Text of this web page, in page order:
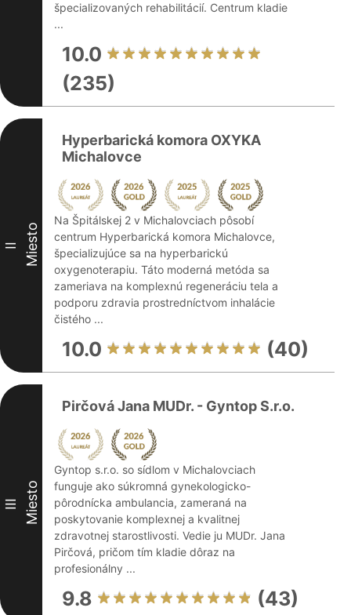
špecializovaných rehabilitácií. Centrum kladie
...
10.0
(235)
II Miesto
Hyperbarická komora OXYKA
Michalovce
Na Špitálskej 2 v Michalovciach pôsobí
centrum Hyperbarická komora Michalovce,
špecializujúce sa na hyperbarickú
oxygenoterapiu. Táto moderná metóda sa
zameriava na komplexnú regeneráciu tela a
podporu zdravia prostredníctvom inhalácie
čistého ...
10.0 (40)
III Miesto
Pirčová Jana MUDr. - Gyntop S.r.o.
Gyntop s.r.o. so sídlom v Michalovciach
funguje ako súkromná gynekologicko-
pôrodnícka ambulancia, zameraná na
poskytovanie komplexnej a kvalitnej
zdravotnej starostlivosti. Vedie ju MUDr. Jana
Pirčová, pričom tím kladie dôraz na
profesionálny ...
9.8 (43)